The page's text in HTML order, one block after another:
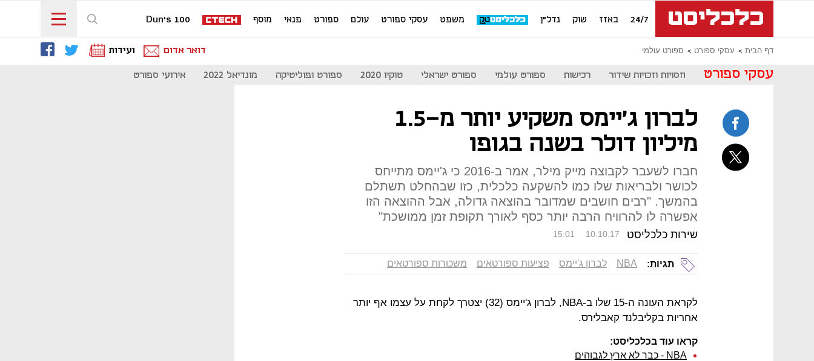
24/7 באזז שוק נדל"ן משפט עסקי ספורט עולם ספורט פנאי מוסף Dun's 100
דף הבית עסקי ספורט ספורט עולמי דואר אדום ועידות
עסקי ספורט חסויות וזכויות שידור רכישות ספורט עולמי ספורט ישראלי טוקיו 2020 ספורט ופוליטיקה מונדיאל 2022 אירועי ספורט
לברון ג'יימס משקיע יותר מ-1.5
מיליון דולר בשנה בגופו
חברו לשעבר לקבוצה מייק מילר, אמר ב-2016 כי ג'יימס מתייחס
לכושר ולבריאות שלו כמו להשקעה כלכלית, כזו שבהחלט תשתלם
בהמשך. "רבים חושבים שמדובר בהוצאה גדולה, אבל ההוצאה הזו
אפשרה לו להרוויח הרבה יותר כסף לאורך תקופת זמן ממושכת"
שירות כלכליסט 15:01 10.10.17
תגיות: NBA לברון ג'יימס פציעות ספורטאים משכורות ספורטאים
לקראת העונה ה-15 שלו ב-NBA, לברון ג'יימס (32) יצטרך לקחת על עצמו אף יותר
אחריות בקליבלנד קאבלירס.
קראו עוד בכלכליסט:
NBA - כבר לא ארץ לגבוהים